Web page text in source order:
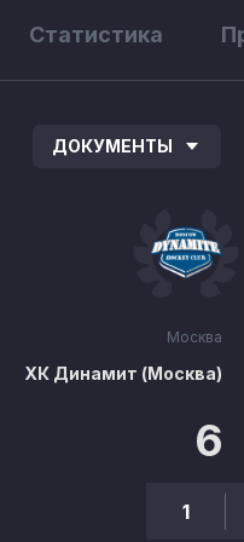
Статистика
ДОКУМЕНТЫ
Москва
ХК Динамит (Москва)
6
1